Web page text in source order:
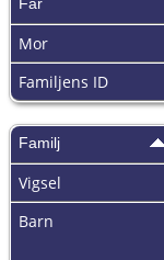
Mor
Familjens ID
Familj
Vigsel
Barn